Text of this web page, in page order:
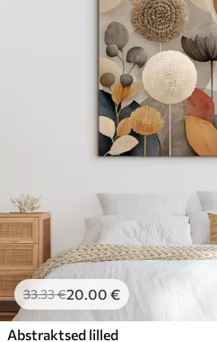
33.33€20.00 €
Abstraktsed lilled